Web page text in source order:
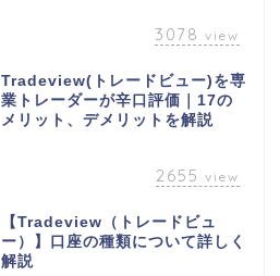
3078 view
Tradeview(トレードビュー)を専
業トレーダーが辛口評価｜17の
メリット、デメリットを解説
2655 view
【Tradeview（トレードビュ
ー）】口座の種類について詳しく
解説